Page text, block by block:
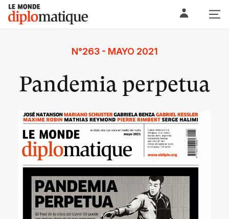
Skip
content
Le monde diplomatique
N°263 - MAYO 2021
Pandemia perpetua